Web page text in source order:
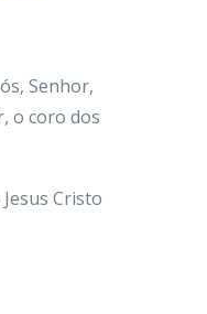
Senhor,
o coro dos
Cristo